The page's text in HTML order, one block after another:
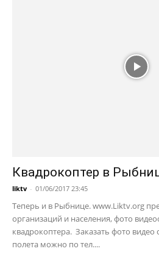
Квадрокоптер в
liktv - 01/06/2017 23:45
Теперь и в Рыбнице. www.Liktv.org
организаций и населения, фото
квадрокоптера. Заказать фото видео
полета можно по тел....